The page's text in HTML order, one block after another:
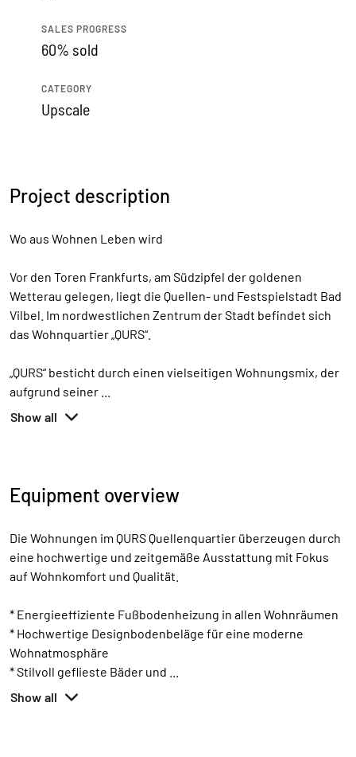
SALES PROGRESS
60% sold
CATEGORY
Upscale
Project description
Wo aus Wohnen Leben wird
Vor den Toren Frankfurts, am Südzipfel der goldenen
Wetterau gelegen, liegt die Quellen- und Festspielstadt Bad
Vilbel. Im nordwestlichen Zentrum der Stadt befindet sich
das Wohnquartier „QURS“.
„QURS“ besticht durch einen vielseitigen Wohnungsmix, der
aufgrund seiner
Show all
Equipment overview
Die Wohnungen im QURS Quellenquartier überzeugen durch
eine hochwertige und zeitgemäße Ausstattung mit Fokus
auf Wohnkomfort und Qualität.
* Energieeffiziente Fußbodenheizung in allen Wohnräumen
* Hochwertige Designbodenbeläge für eine moderne
Wohnatmosphäre
* Stilvoll geflieste Bäder und
Show all